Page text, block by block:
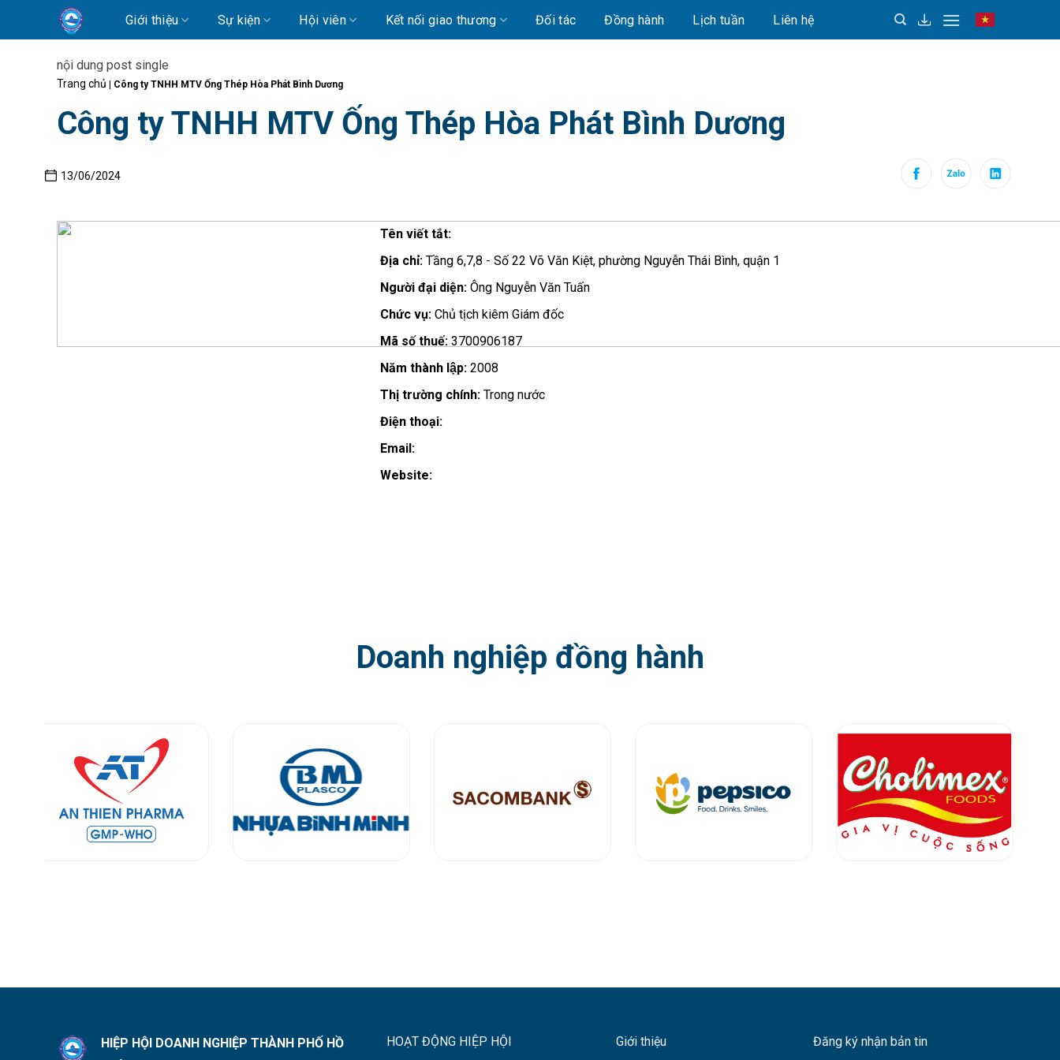
Giới thiệu Sự kiện Hội viên Kết nối giao thương Đối tác Đồng hành Lịch tuần Liên hệ
Vietnamese
nội dung post single
Trang chủ Công ty TNHH MTV Ống Thép Hòa Phát Bình Dương
Công ty TNHH MTV Ống Thép Hòa Phát Bình Dương
13/06/2024
Tên viết tắt:
Địa chỉ: Tầng 6,7,8 - Số 22 Võ Văn Kiệt, phường Nguyễn Thái Bình, quận 1
Người đại diện: Ông Nguyễn Văn Tuấn
Chức vụ: Chủ tịch kiêm Giám đốc
Mã số thuế: 3700906187
Năm thành lập: 2008
Thị trường chính: Trong nước
Điện thoại:
Email:
Website:
Doanh nghiệp đồng hành
HIỆP HỘI DOANH NGHIỆP THÀNH PHỐ HỒ
HOẠT ĐỘNG HIỆP HỘI Giới thiệu Đăng ký nhận bản tin